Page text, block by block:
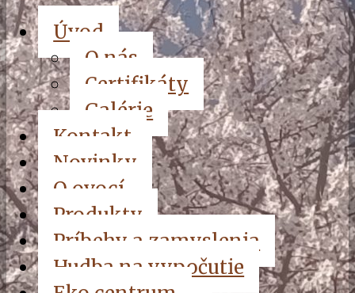
Úvod
O nás
Certifikáty
Galérie
Kontakt
Novinky
O ovocí
Produkty
Príbehy a zamyslenia
Hudba na vypočutie